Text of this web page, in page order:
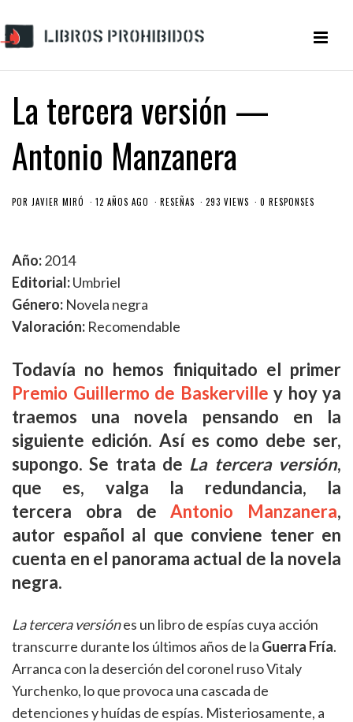
La tercera versión —
Antonio Manzanera
POR JAVIER MIRÓ 12 AÑOS AGO RESEÑAS 293 VIEWS 0 RESPONSES
Año:2014
Editorial:Umbriel
Género: Novela negra
Valoración: Recomendable
Todavía no hemos finiquitado el primer
Premio Guillermo de Baskerville y hoy ya
traemos una novela pensando en la
siguiente edición. Así es como debe ser,
supongo. Se trata de La tercera versión,
que es, valga la redundancia, la
tercera obra deAntonio Manzanera,
autor español al que conviene tener en
cuenta en el panorama actual de la novela
negra.
La tercera versiónes un libro de espías cuya acción
transcurre durante los últimos años de la Guerra Fría.
Arranca con la deserción del coronel ruso Vitaly
Yurchenko, lo que provoca una cascada de
detenciones y huídas de espías. Misteriosamente, a